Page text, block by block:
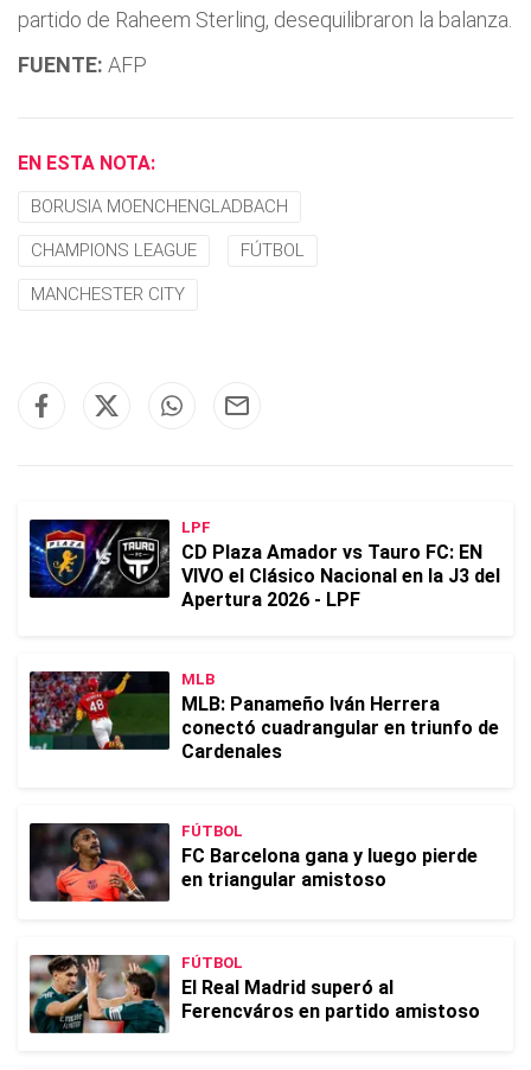
partido de Raheem Sterling, desequilibraron la balanza.
FUENTE: AFP
EN ESTA NOTA:
BORUSIA MOENCHENGLADBACH
CHAMPIONS LEAGUE FÚTBOL
MANCHESTER CITY
LPF
CD Plaza Amador vs Tauro FC: EN
VIVO el Clásico Nacional en la J3 del
Apertura 2026 - LPF
MLB
MLB: Panameño Iván Herrera
conectó cuadrangular en triunfo de
Cardenales
FÚTBOL
FC Barcelona gana y luego pierde
en triangular amistoso
FÚTBOL
El Real Madrid superó al
Ferencváros en partido amistoso